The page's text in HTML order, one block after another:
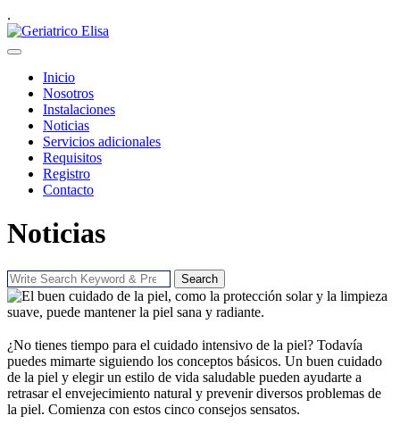
.
Inicio
Nosotros
Instalaciones
Noticias
Servicios adicionales
Requisitos
Registro
Contacto
Noticias
Search
¿No tienes tiempo para el cuidado intensivo de la piel? Todavía
puedes mimarte siguiendo los conceptos básicos. Un buen cuidado
de la piel y elegir un estilo de vida saludable pueden ayudarte a
retrasar el envejecimiento natural y prevenir diversos problemas de
la piel. Comienza con estos cinco consejos sensatos.